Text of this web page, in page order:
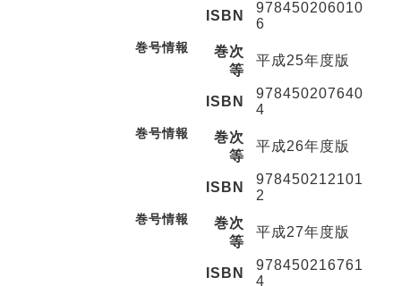
ISBN
978450206010
6
巻号情報
巻次
等
平成25年度版
ISBN
978450207640
4
巻号情報
巻次
等
平成26年度版
ISBN
978450212101
2
巻号情報
巻次
等
平成27年度版
ISBN
978450216761
4